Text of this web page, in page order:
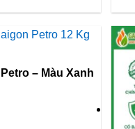
Màu Xanh